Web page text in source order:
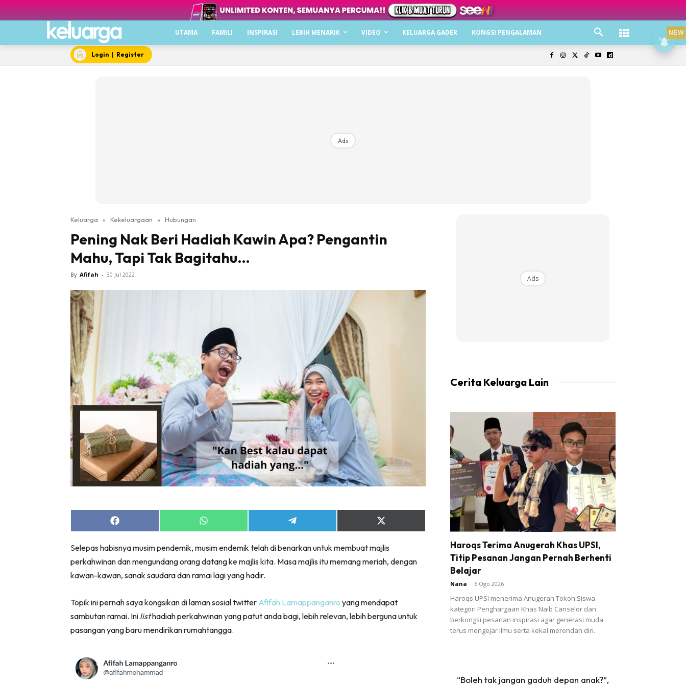
UTAMA FAMILI INSPIRASI LEBIH MENARIK VIDEO KELUARGA GADER KONGSI PENGALAMAN
Login | Register
Ads
Keluarga » Kekeluargaan » Hubungan
Pening Nak Beri Hadiah Kawin Apa? Pengantin
Mahu, Tapi Tak Bagitahu…
By Afifah - 30 Jul 2022
Share
on
Share
on
Share
on
Share
on
(Twitter)
Selepas habisnya musim pendemik, musim endemik telah di benarkan untuk membuat majlis
perkahwinan dan mengundang orang datang ke majlis kita. Masa majlis itu memang meriah, dengan
kawan-kawan, sanak saudara dan ramai lagi yang hadir.
Topik ini pernah saya kongsikan di laman sosial twitter Afifah Lamappanganro yang mendapat
sambutan ramai. Ini listhadiah perkahwinan yang patut anda bagi, lebih relevan, lebih berguna untuk
pasangan yang baru mendirikan rumahtangga.
Ads
Cerita Keluarga Lain
Haroqs Terima Anugerah Khas UPSI,
Titip Pesanan Jangan Pernah Berhenti
Belajar
Nana - 6 Ogo 2026
Haroqs UPSI menerima Anugerah Tokoh Siswa
kategori Penghargaan Khas Naib Canselor dan
berkongsi pesanan inspirasi agar generasi muda
terus mengejar ilmu serta kekal merendah diri.
“Boleh tak jangan gaduh depan anak?”,
NEW